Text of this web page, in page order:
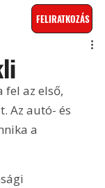
FELIRATKOZÁS
fel az első,
Az autó- és
a